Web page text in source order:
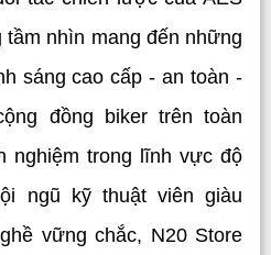
tầm nhìn mang đến những
sáng cao cấp - an toàn -
đồng biker trên toàn
nghiệm trong lĩnh vực độ
ngũ kỹ thuật viên giàu
vững chắc, N20 Store